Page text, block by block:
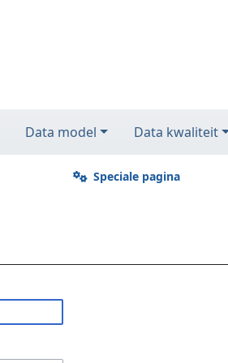
Data model Data kwaliteit
Speciale pagina